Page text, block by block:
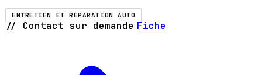
ENTRETIEN ET RÉPARATION AUTO
// Contact sur demande Fiche